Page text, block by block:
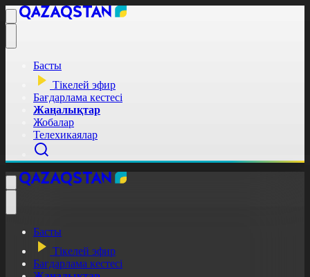
Басты
Тікелей эфир
Бағдарлама кестесі
Жаңалықтар
Жобалар
Телехикаялар
Басты
Тікелей эфир
Бағдарлама кестесі